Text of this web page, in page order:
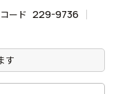
ード 229-9736
す